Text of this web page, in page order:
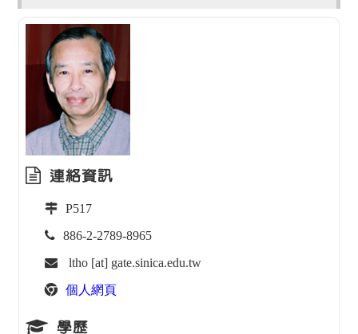
連絡資訊
P517
886-2-2789-8965
ltho [at] gate.sinica.edu.tw
個人網頁
學歷